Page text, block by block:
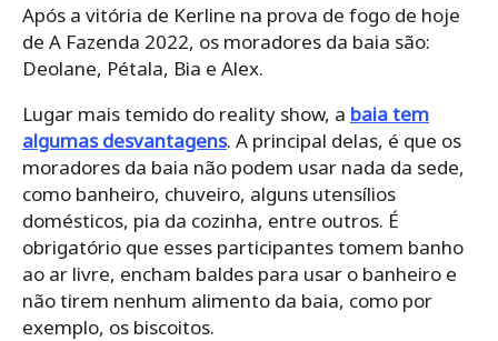
Após a vitória de Kerline na prova de fogo de hoje
de A Fazenda 2022, os moradores da baia são:
Deolane, Pétala, Bia e Alex.
Lugar mais temido do reality show, a baia tem
algumas desvantagens. A principal delas, é que os
moradores da baia não podem usar nada da sede,
como banheiro, chuveiro, alguns utensílios
domésticos, pia da cozinha, entre outros. É
obrigatório que esses participantes tomem banho
ao ar livre, encham baldes para usar o banheiro e
não tirem nenhum alimento da baia, como por
exemplo, os biscoitos.